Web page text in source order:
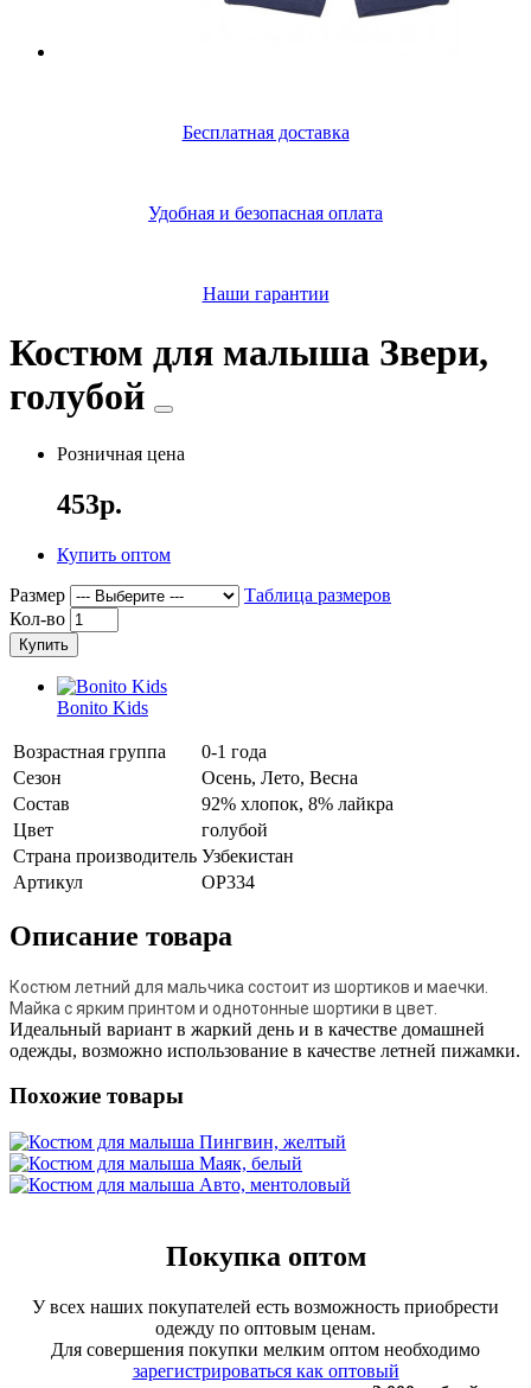
Бесплатная доставка
Удобная и безопасная оплата
Наши гарантии
Костюм для малыша Звери,
голубой
Розничная цена
453р.
Купить оптом
Размер
Таблица размеров
Кол-во
Купить
Bonito Kids
Возрастная группа
0-1 года
Сезон
Осень, Лето, Весна
Состав
92% хлопок, 8% лайкра
Цвет
голубой
Страна производитель Узбекистан
Артикул
OP334
Описание товара
Костюм летний для мальчика состоит из шортиков и маечки.
Майка с ярким принтом и однотонные шортики в цвет.
Идеальный вариант в жаркий день и в качестве домашней
одежды, возможно использование в качестве летней пижамки.
Похожие товары
Покупка оптом
У всех наших покупателей есть возможность приобрести
одежду по оптовым ценам.
Для совершения покупки мелким оптом необходимо
зарегистрироваться как оптовый